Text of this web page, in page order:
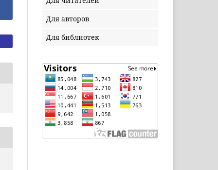
Для авторов
Для библиотек